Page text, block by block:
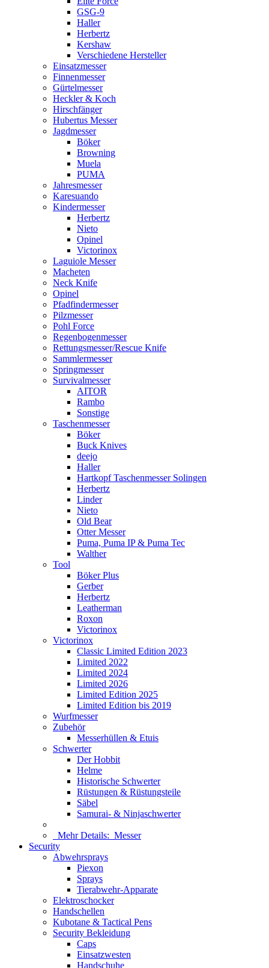
GSG-9
Haller
Herbertz
Kershaw
Verschiedene Hersteller
Einsatzmesser
Finnenmesser
Gürtelmesser
Heckler & Koch
Hirschfänger
Hubertus Messer
Jagdmesser
Böker
Browning
Muela
PUMA
Jahresmesser
Karesuando
Kindermesser
Herbertz
Nieto
Opinel
Victorinox
Laguiole Messer
Macheten
Neck Knife
Opinel
Pfadfindermesser
Pilzmesser
Pohl Force
Regenbogenmesser
Rettungsmesser/Rescue Knife
Sammlermesser
Springmesser
Survivalmesser
AITOR
Rambo
Sonstige
Taschenmesser
Böker
Buck Knives
deejo
Haller
Hartkopf Taschenmesser Solingen
Herbertz
Linder
Nieto
Old Bear
Otter Messer
Puma, Puma IP & Puma Tec
Walther
Tool
Böker Plus
Gerber
Herbertz
Leatherman
Roxon
Victorinox
Victorinox
Classic Limited Edition 2023
Limited 2022
Limited 2024
Limited 2026
Limited Edition 2025
Limited Edition bis 2019
Wurfmesser
Zubehör
Messerhüllen & Etuis
Schwerter
Der Hobbit
Helme
Historische Schwerter
Rüstungen & Rüstungsteile
Säbel
Samurai- & Ninjaschwerter
Mehr Details: Messer
Security
Abwehrsprays
Piexon
Sprays
Tierabwehr-Apparate
Elektroschocker
Handschellen
Kubotane & Tactical Pens
Security Bekleidung
Caps
Einsatzwesten
Handschuhe